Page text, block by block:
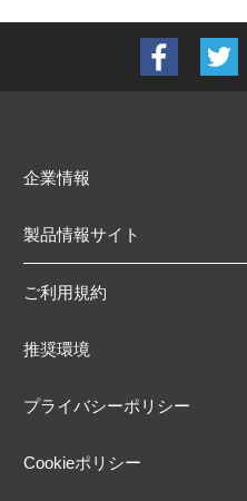
企業情報
製品情報サイト
ご利用規約
推奨環境
プライバシーポリシー
Cookieポリシー